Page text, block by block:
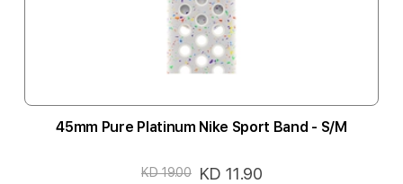
45mm Pure Platinum Nike Sport Band - S/M
السعر
KD 11.90
KD 19.00